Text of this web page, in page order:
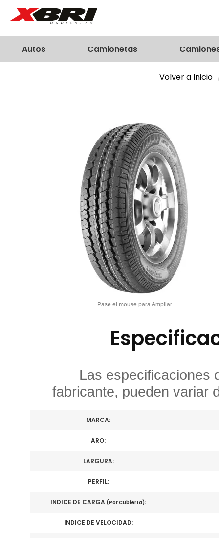
Autos Camionetas
Volver a Inicio
Pase el mouse para Ampliar
Las especificaciones
fabricante, pueden variar
MARCA:
ARO:
LARGURA:
PERFIL:
INDICE DE CARGA (Por Cubierta):
INDICE DE VELOCIDAD: